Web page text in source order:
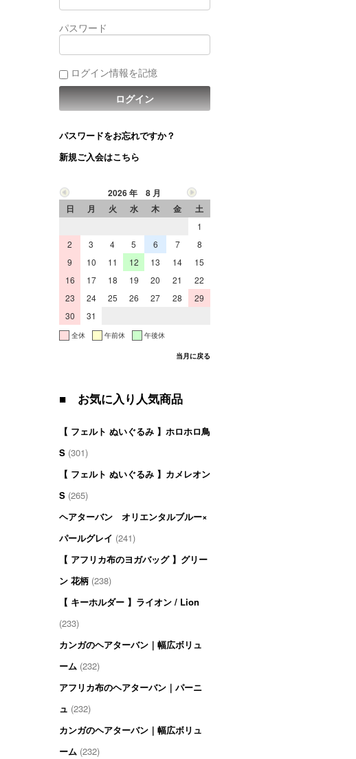
パスワード
ログイン情報を記憶
パスワードをお忘れですか？
新規ご入会はこちら
2026 年 8 月
日
月 火 水 木 金 土
1
2
3 4 5 6 7
8
9
10 11 12 13 14
15
16
17 18 19 20 21
22
23
24 25 26 27 28
29
30
31
全休 午前休 午後休
当月に戻る
■ お気に入り人気商品
【 フェルト ぬいぐるみ 】ホロホロ鳥
S (301)
【 フェルト ぬいぐるみ 】カメレオン
S (265)
ヘアターバン オリエンタルブルー×
パールグレイ (241)
【 アフリカ布のヨガバッグ 】グリー
ン 花柄 (238)
【 キーホルダー 】ライオン / Lion
(233)
カンガのヘアターバン｜幅広ボリュ
ーム (232)
アフリカ布のヘアターバン｜パーニ
ュ (232)
カンガのヘアターバン｜幅広ボリュ
ーム (232)